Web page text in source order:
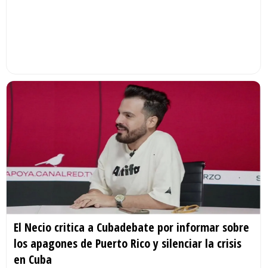
El Necio critica a Cubadebate por informar sobre
los apagones de Puerto Rico y silenciar la crisis
en Cuba